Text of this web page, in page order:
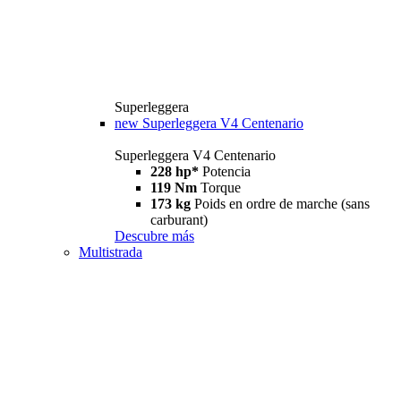
Superleggera
new Superleggera V4 Centenario
Superleggera V4 Centenario
228 hp* Potencia
119 Nm Torque
173 kg Poids en ordre de marche (sans
carburant)
Descubre más
Multistrada